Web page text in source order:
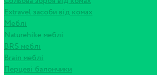
Extravel засоби від комах
Меблі
Naturehike меблі
BRS меблі
Brain меблі
Перцеві балончики